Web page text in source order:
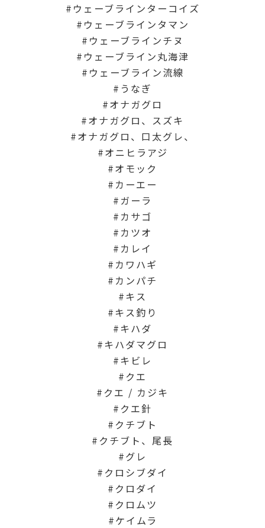
ウェーブラインターコイズ
ウェーブラインタマン
ウェーブラインチヌ
ウェーブライン丸海津
ウェーブライン流線
うなぎ
オナガグロ
オナガグロ、スズキ
オナガグロ、口太グレ、
オニヒラアジ
オモック
カーエー
ガーラ
カサゴ
カツオ
カレイ
カワハギ
カンパチ
キス
キス釣り
キハダ
キハダマグロ
キビレ
クエ
クエ / カジキ
クエ針
クチブト
クチブト、尾長
グレ
クロシブダイ
クロダイ
クロムツ
ケイムラ